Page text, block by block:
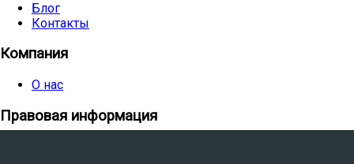
Блог
Контакты
Компания
О нас
Правовая информация